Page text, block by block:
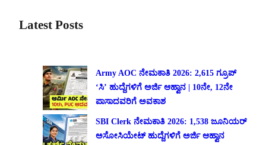
Latest Posts
Army AOC ನೇಮಕಾತಿ 2026: 2,615 ಗ್ರೂಪ್
‘ಸಿ’ ಹುದ್ದೆಗಳಿಗೆ ಅರ್ಜಿ ಆಹ್ವಾನ | 10ನೇ, 12ನೇ
ಪಾಸಾದವರಿಗೆ ಅವಕಾಶ
SBI Clerk ನೇಮಕಾತಿ 2026: 1,538 ಜೂನಿಯರ್
ಅಸೋಸಿಯೇಟ್ ಹುದ್ದೆಗಳಿಗೆ ಅರ್ಜಿ ಆಹ್ವಾನ